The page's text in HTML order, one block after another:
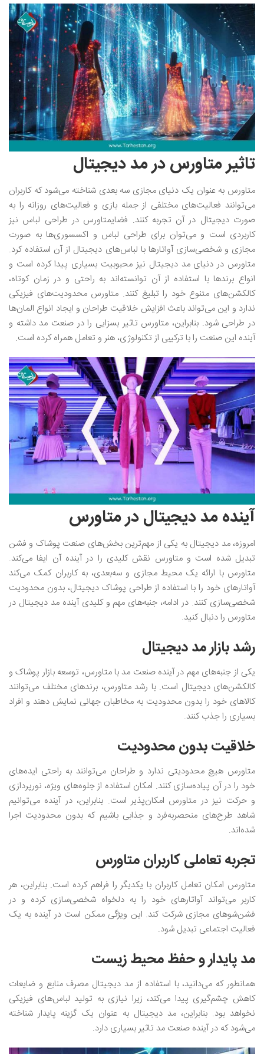
تاثیر متاورس در مد دیجیتال
متاورس به عنوان یک دنیای مجازی سه بعدی شناخته می‌شود که کاربران
می‌توانند فعالیت‌های مختلفی از جمله بازی و فعالیت‌های روزانه را به
صورت دیجیتال در آن تجربه کنند. فضایمتاورس در طراحی لباس نیز
کاربردی است و می‌توان برای طراحی لباس و اکسسوری‌ها به صورت
مجازی و شخصی‌سازی آواتارها با لباس‌های دیجیتال از آن استفاده کرد.
متاورس در دنیای مد دیجیتال نیز محبوبیت بسیاری پیدا کرده است و
انواع برندها با استفاده از آن توانسته‌اند به راحتی و در زمان کوتاه،
کالکشن‌های متنوع خود را تبلیغ کنند. متاورس محدودیت‌های فیزیکی
ندارد و این می‌تواند باعث افزایش خلاقیت طراحان و ایجاد انواع المان‌ها
در طراحی شود. بنابراین، متاورس تاثیر بسزایی را در صنعت مد داشته و
آینده این صنعت را با ترکیبی از تکنولوژی، هنر و تعامل همراه کرده است.
آینده مد دیجیتال در متاورس
امروزه، مد دیجیتال به یکی از مهم‌ترین بخش‌های صنعت پوشاک و فشن
تبدیل شده است و متاورس نقش کلیدی را در آینده آن ایفا می‌کند.
متاورس با ارائه یک محیط مجازی و سه‌بعدی، به کاربران کمک می‌کند
آواتارهای خود را با استفاده از طراحی پوشاک دیجیتال، بدون محدودیت
شخصی‌سازی کنند. در ادامه، جنبه‌های مهم و کلیدی آینده مد دیجیتال در
متاورس را دنبال کنید.
رشد بازار مد دیجیتال
یکی از جنبه‌های مهم در آینده صنعت مد با متاورس، توسعه بازار پوشاک و
کالکشن‌های دیجیتال است. با رشد متاورس، برندهای مختلف می‌توانند
کالاهای خود را بدون محدودیت به مخاطبان جهانی نمایش دهند و افراد
بسیاری را جذب کنند.
خلاقیت بدون محدودیت
متاورس هیچ محدودیتی ندارد و طراحان می‌توانند به راحتی ایده‌های
خود را در آن پیاده‌سازی کنند. امکان استفاده از جلوه‌های ویژه، نورپردازی
و حرکت نیز در متاورس امکان‌پذیر است. بنابراین، در آینده می‌توانیم
شاهد طرح‌های منحصربه‌فرد و جذابی باشیم که بدون محدودیت اجرا
شده‌اند.
تجربه تعاملی کاربران متاورس
متاورس امکان تعامل کاربران با یکدیگر را فراهم کرده است. بنابراین، هر
کاربر می‌تواند آواتارهای خود را به دلخواه شخصی‌سازی کرده و در
فشن‌شوهای مجازی شرکت کند. این ویژگی ممکن است در آینده به یک
فعالیت اجتماعی تبدیل شود.
مد پایدار و حفظ محیط زیست
همانطور که می‌دانید، با استفاده از مد دیجیتال مصرف منابع و ضایعات
کاهش چشم‌گیری پیدا می‌کند، زیرا نیازی به تولید لباس‌های فیزیکی
نخواهد بود. بنابراین، مد دیجیتال به عنوان یک گزینه پایدار شناخته
می‌شود که در آینده صنعت مد تاثیر بسیاری دارد.